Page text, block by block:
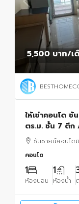
5,500 บาท/เ
ให้เช่าคอนโด
ตร.ม. ชั้น 7 ตึก
ซันชายน์คอนโด
คอนโด
1
ห้องนอน
1
ห้องน้ำ